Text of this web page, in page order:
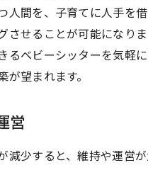
人間を、子育てに人手を
させることが可能になり
るベビーシッターを気軽
が望まれます。
営
減少すると、維持や運営